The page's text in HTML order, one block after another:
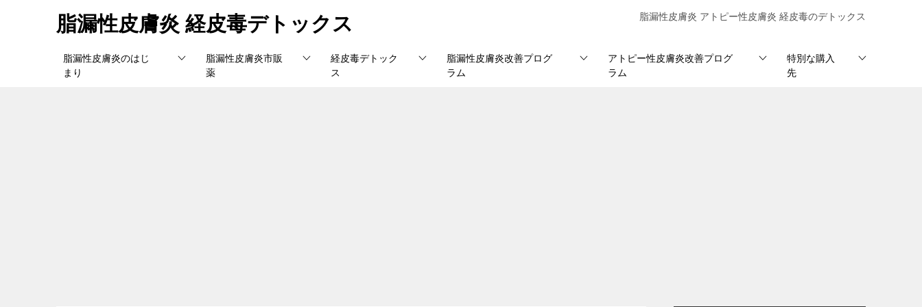
脂漏性皮膚炎 経皮毒デトックス 脂漏性皮膚炎 アトピー性皮膚炎 経皮毒のデトックス
脂漏性皮膚炎のはじ
まり
脂漏性皮膚炎市販
薬
経皮毒デトック
ス
脂漏性皮膚炎改善プログ
ラム
アトピー性皮膚炎改善プログ
ラム
特別な購入
先